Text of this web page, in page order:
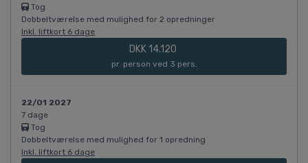
Tog
Dobbeltværelse med mulighed for 2 opredninger
Inkl. liftkort 6 dage
DKK 14.120
pr. person ved 3 pers.
22/01 2027
7 dage
Tog
Dobbeltværelse med mulighed for 1 opredning
Inkl. liftkort 6 dage